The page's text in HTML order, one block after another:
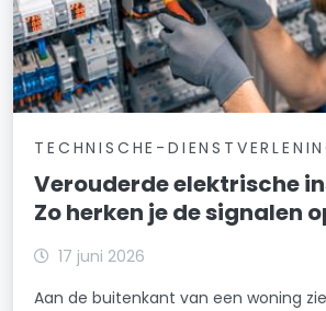
TECHNISCHE-
Verouderde elektrische
Zo herken je de signalen
17 juni 2026
Aan de buitenkant van een woning